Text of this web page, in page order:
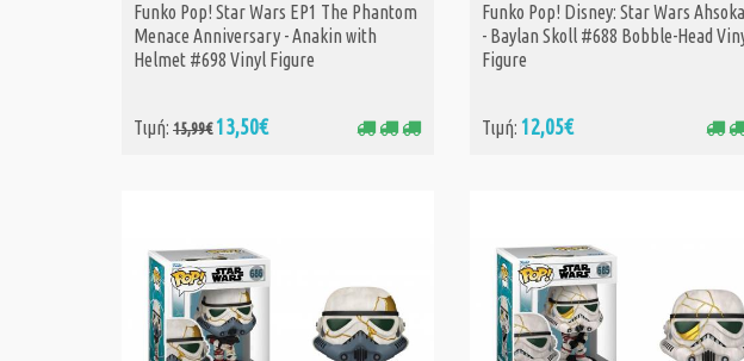
ΑΓΟΡΑ
Funko Pop! Star Wars EP1 The Phantom
Menace Anniversary - Anakin with
Helmet #698 Vinyl Figure
Τιμή: 15,99€ 13,50€
ΑΓΟΡΑ
Funko Pop! Disney: Star Wars
- Baylan Skoll #688 Bobble-Head
Figure
Τιμή: 12,05€